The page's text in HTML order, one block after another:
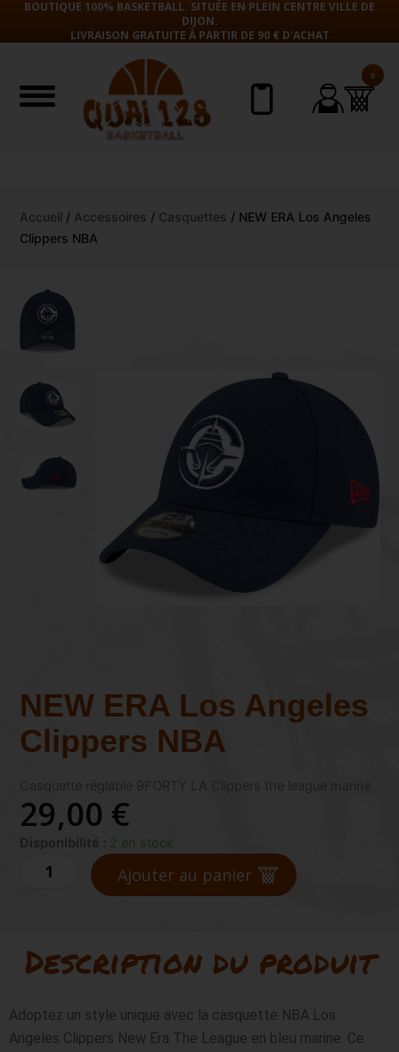
contenu
BOUTIQUE 100% BASKETBALL. SITUÉE EN PLEIN CENTRE VILLE DE
DIJON.
LIVRAISON GRATUITE À PARTIR DE 90 € D'ACHAT
0
Accueil / Accessoires / Casquettes / NEW ERA Los Angeles
Clippers NBA
NEW ERA Los Angeles
Clippers NBA
29,00 €
2 en stock
NEW
NBA
Ajouter au panier
Description du produit
Adoptez un style unique avec la casquette NBA Los
Angeles Clippers New Era The League en bleu marine. Ce